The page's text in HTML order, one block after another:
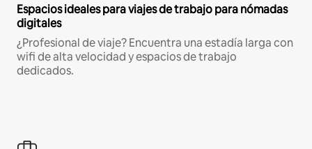
Espacios ideales para viajes de trabajo para nómadas
digitales
¿Profesional de viaje? Encuentra una estadía larga con
wifi de alta velocidad y espacios de trabajo
dedicados.